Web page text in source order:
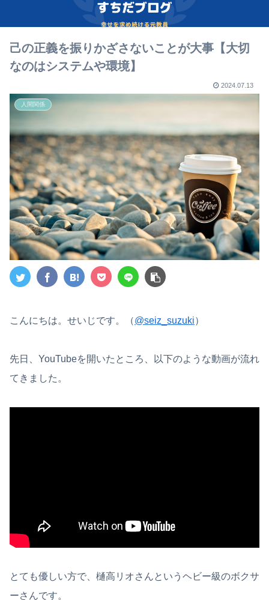
己の正義を振りかざさないことが大事【大切
なのはシステムや環境】
2024.07.13
人間関係
こんにちは。せいじです。（@seiz_suzuki）
先日、YouTubeを開いたところ、以下のような動画が流れ
てきました。
とても優しい方で、樋高リオさんというヘビー級のボクサ
ーさんです。